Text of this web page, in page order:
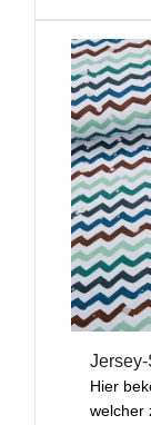
Hier
welcher